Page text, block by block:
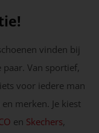
vinden bij
Van sportief,
voor iedere man
merken. Je kiest
en Skechers,